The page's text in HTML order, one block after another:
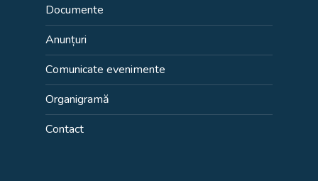
Documente
Anunțuri
Comunicate evenimente
Organigramă
Contact